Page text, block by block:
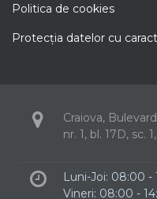
Politica de cookies
Protecţia datelor cu
Craiova,
nr. 1, bl. 17D, sc.
Luni-Joi: 08:00 -
Vineri: 08:00 -